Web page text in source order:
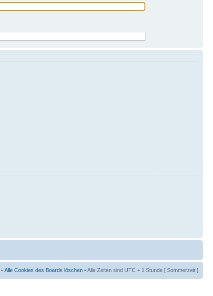
• Alle Cookies des Boards löschen • Alle Zeiten sind UTC + 1 Stunde [ Sommerzeit ]